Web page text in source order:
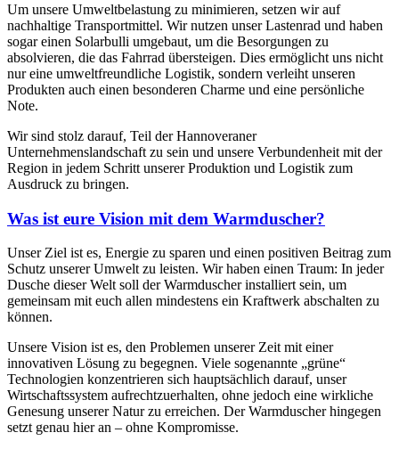
Um unsere Umweltbelastung zu minimieren, setzen wir auf
nachhaltige Transportmittel. Wir nutzen unser Lastenrad und haben
sogar einen Solarbulli umgebaut, um die Besorgungen zu
absolvieren, die das Fahrrad übersteigen. Dies ermöglicht uns nicht
nur eine umweltfreundliche Logistik, sondern verleiht unseren
Produkten auch einen besonderen Charme und eine persönliche
Note.
Wir sind stolz darauf, Teil der Hannoveraner
Unternehmenslandschaft zu sein und unsere Verbundenheit mit der
Region in jedem Schritt unserer Produktion und Logistik zum
Ausdruck zu bringen.
Was ist eure Vision mit dem Warmduscher?
Unser Ziel ist es, Energie zu sparen und einen positiven Beitrag zum
Schutz unserer Umwelt zu leisten. Wir haben einen Traum: In jeder
Dusche dieser Welt soll der Warmduscher installiert sein, um
gemeinsam mit euch allen mindestens ein Kraftwerk abschalten zu
können.
Unsere Vision ist es, den Problemen unserer Zeit mit einer
innovativen Lösung zu begegnen. Viele sogenannte „grüne“
Technologien konzentrieren sich hauptsächlich darauf, unser
Wirtschaftssystem aufrechtzuerhalten, ohne jedoch eine wirkliche
Genesung unserer Natur zu erreichen. Der Warmduscher hingegen
setzt genau hier an – ohne Kompromisse.